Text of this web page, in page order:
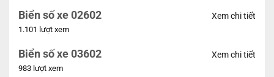
Biển số xe 02602
1.101 lượt xem
Xem chi tiết
Biển số xe 03602
983 lượt xem
Xem chi tiết